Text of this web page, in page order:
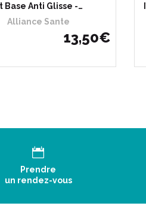
Base Anti Glisse -…
Alliance Sante
13,50€
Prendre
un rendez-vous